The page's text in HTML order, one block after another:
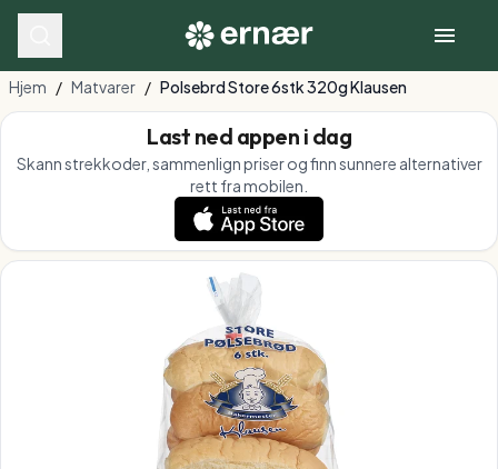
Hjem / Matvarer / Polsebrd Store 6stk 320g Klausen
Last ned appen i dag
Skann strekkoder, sammenlign priser og finn sunnere alternativer
rett fra mobilen.